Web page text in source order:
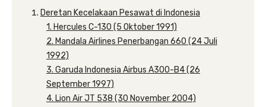
Deretan Kecelakaan Pesawat di Indonesia
1. Hercules C-130 (5 Oktober 1991)
2. Mandala Airlines Penerbangan 660 (24 Juli
1992)
3. Garuda Indonesia Airbus A300-B4 (26
September 1997)
4. Lion Air JT 538 (30 November 2004)